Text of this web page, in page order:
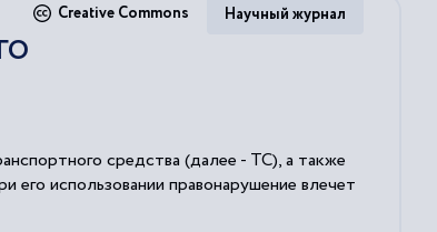
средства (далее - ТС), а также
его использовании правонарушение влечет
Creative Commons Научный журнал